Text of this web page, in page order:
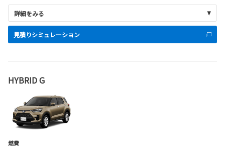
詳細をみる
見積りシミュレーション
HYBRID G
燃費